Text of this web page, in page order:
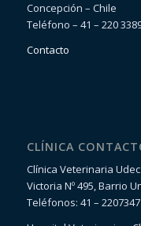
Concepción – Chile
Teléfono – 41 – 220
Contacto
CLÍNICA
Clínica Veterinaria
Victoria Nº 495, Barrio
Teléfonos: 41 – 2207347